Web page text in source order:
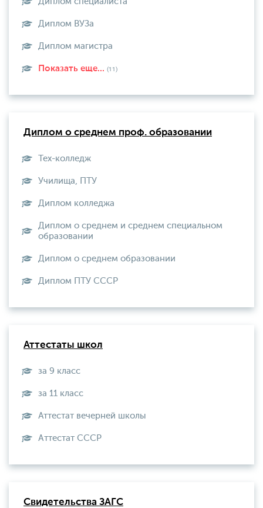
Диплом ВУЗа
Диплом магистра
Показать еще... (11)
Диплом о среднем проф. образовании
Тех-колледж
Училища, ПТУ
Диплом колледжа
Диплом о среднем и среднем специальном
образовании
Диплом о среднем образовании
Диплом ПТУ СССР
Аттестаты школ
за 9 класс
за 11 класс
Аттестат вечерней школы
Aттестат СССР
Свидетельства ЗАГС